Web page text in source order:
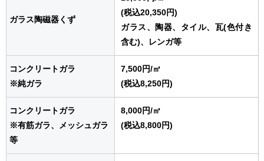
ガラス陶磁器くず
(税込20,350円)
ガラス、陶器、タイル、瓦(色付き
含む)、レンガ等
コンクリートガラ
※純ガラ
7,500円/㎥
(税込8,250円)
コンクリートガラ
※有筋ガラ、メッシュガラ
等
8,000円/㎥
(税込8,800円)